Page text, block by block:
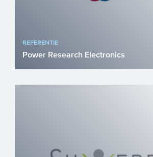
REFERENTIE
Power Research Electronics
Power Research Electronics